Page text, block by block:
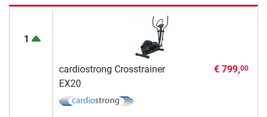
1
cardiostrong Crosstrainer
EX20
€ 799,00